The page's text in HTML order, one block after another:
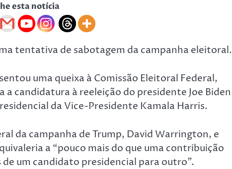
esta notícia
tentativa de sabotagem da campanha eleitoral.
uma queixa à Comissão Eleitoral Federal,
candidatura à reeleição do presidente Joe Biden
da Vice-Presidente Kamala Harris.
da campanha de Trump, David Warrington, e
a “pouco mais do que uma contribuição
de um candidato presidencial para outro”.